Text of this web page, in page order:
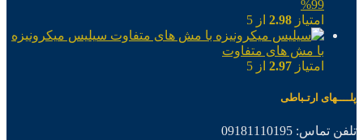
99%
امتیاز 2.98 از 5
سیلیس میکرونیزه
با مش های متفاوت
امتیاز 2.97 از 5
پلــــهای ارتـباطی
تلفن تماس: 09181110195